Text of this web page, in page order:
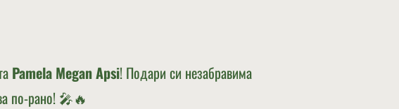
Pamela Megan Apsi! Подари си незабравима
по-рано! 🎤🔥